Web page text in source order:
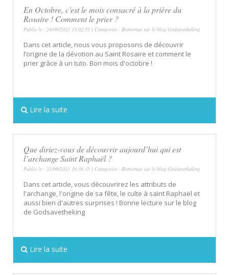
En Octobre, c'est le mois consacré à la prière du
Rosaire ! Comment le prier ?
Publié le : 24/09/2021 15:02:55 | Catégories : Bienvenue sur le blog Godsavetheking
Dans cet article, nous vous proposons de découvrir
l’origine de la dévotion au Saint Rosaire et comment le
prier grâce à un tuto. Bon mois d'octobre !
Lire la suite
Que diriez-vous de découvrir aujourd’hui qui est
l’archange Saint Raphaël ?
Publié le : 21/09/2021 16:36:35 | Catégories : Bienvenue sur le blog Godsavetheking
Dans cet article, vous découvrirez les attributs de
l'archange, l'origine de sa fête, le culte à saint Raphaël et
aussi bien d'autres surprises ! Bonne lecture sur le blog
de Godsavetheking
Lire la suite